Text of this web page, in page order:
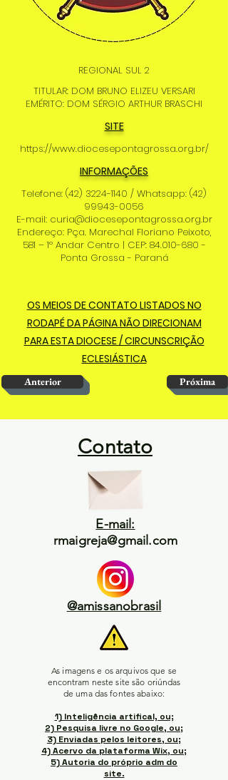
REGIONAL SUL 2
TITULAR: DOM BRUNO ELIZEU VERSARI
EMÉRITO: DOM SÉRGIO ARTHUR BRASCHI
SITE
https://www.diocesepontagrossa.org.br/
INFORMAÇÕES
Telefone: (42) 3224-1140 / Whatsapp: (42)
99943-0056
E-mail: curia@diocesepontagrossa.org.br
Endereço: Pça. Marechal Floriano Peixoto,
581 – 1º Andar Centro | CEP: 84.010-680 -
Ponta Grossa - Paraná
OS MEIOS DE CONTATO LISTADOS NO
RODAPÉ DA PÁGINA NÃO DIRECIONAM
PARA ESTA DIOCESE / CIRCUNSCRIÇÃO
ECLESIÁSTICA
Anterior Próxima
Contato
E-mail:
rmaigreja@gmail.com
@amissanobrasil
As imagens e os arquivos que se
encontram neste site são oriúndas
de uma das fontes abaixo:
1) Inteligência artifical, ou;
2) Pesquisa livre no Google, ou;
3) Enviadas pelos leitores, ou;
4) Acervo da plataforma Wix, ou;
5) Autoria do próprio adm do
site.